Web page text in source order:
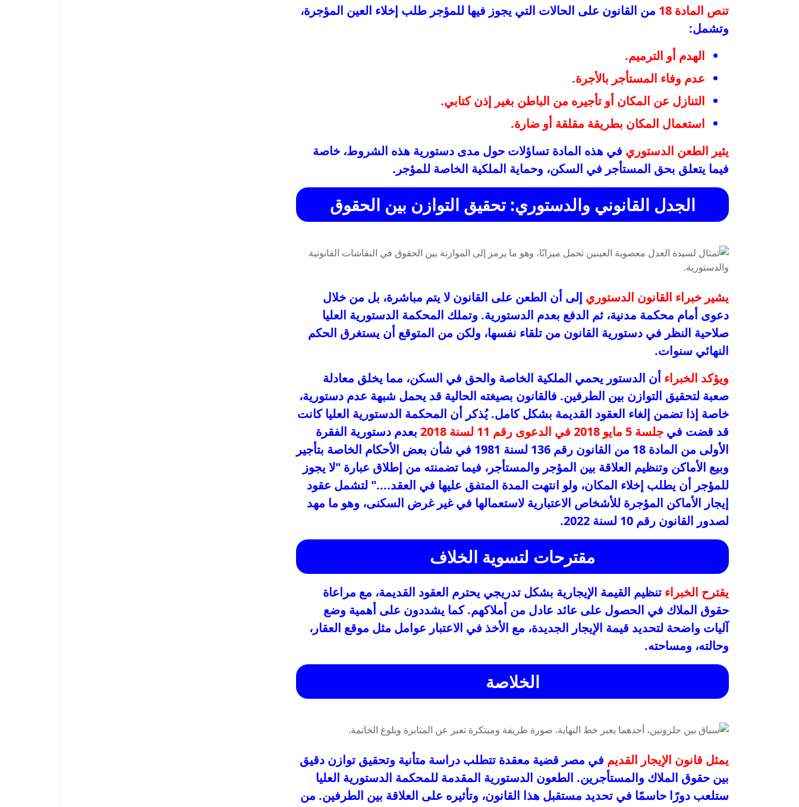
تنص المادة 18
من القانون على الحالات التي يجوز فيها للمؤجر طلب إخلاء العين المؤجرة،
وتشمل:
الهدم أو الترميم.
عدم وفاء المستأجر بالأجرة.
التنازل عن المكان أو تأجيره من الباطن بغير إذن كتابي.
استعمال المكان بطريقة مقلقة أو ضارة.
يثير الطعن الدستوري في هذه المادة تساؤلات حول مدى دستورية هذه الشروط، خاصة
فيما يتعلق بحق المستأجر في السكن، وحماية الملكية الخاصة للمؤجر.
الجدل القانوني والدستوري: تحقيق التوازن بين الحقوق
يشير خبراء القانون الدستوري إلى أن الطعن على القانون لا يتم مباشرة، بل من خلال
دعوى أمام محكمة مدنية، ثم الدفع بعدم الدستورية. وتملك المحكمة الدستورية العليا
صلاحية النظر في دستورية القانون من تلقاء نفسها، ولكن من المتوقع أن يستغرق الحكم
النهائي سنوات.
ويؤكد الخبراء أن الدستور يحمي الملكية الخاصة والحق في السكن، مما يخلق معادلة
صعبة لتحقيق التوازن بين الطرفين. فالقانون بصيغته الحالية قد يحمل شبهة عدم دستورية،
خاصة إذا تضمن إلغاء العقود القديمة بشكل كامل. يُذكر أن المحكمة الدستورية العليا كانت
قد قضت في جلسة 5 مايو 2018 في الدعوى رقم 11 لسنة 2018
بعدم دستورية الفقرة
الأولى من المادة 18 من القانون رقم 136 لسنة 1981 في شأن بعض الأحكام الخاصة بتأجير
وبيع الأماكن وتنظيم العلاقة بين المؤجر والمستأجر، فيما تضمنته من إطلاق عبارة "لا يجوز
للمؤجر أن يطلب إخلاء المكان، ولو انتهت المدة المتفق عليها في العقد...." لتشمل عقود
إيجار الأماكن المؤجرة للأشخاص الاعتبارية لاستعمالها في غير غرض السكنى، وهو ما مهد
لصدور القانون رقم 10 لسنة 2022.
مقترحات لتسوية الخلاف
يقترح الخبراء تنظيم القيمة الإيجارية بشكل تدريجي يحترم العقود القديمة، مع مراعاة
حقوق الملاك في الحصول على عائد عادل من أملاكهم. كما يشددون على أهمية وضع
آليات واضحة لتحديد قيمة الإيجار الجديدة، مع الأخذ في الاعتبار عوامل مثل موقع العقار،
وحالته، ومساحته.
الخلاصة
يمثل قانون الإيجار القديم في مصر قضية معقدة تتطلب دراسة متأنية وتحقيق توازن دقيق
بين حقوق الملاك والمستأجرين. الطعون الدستورية المقدمة للمحكمة الدستورية العليا
ستلعب دورًا حاسمًا في تحديد مستقبل هذا القانون، وتأثيره على العلاقة بين الطرفين. من